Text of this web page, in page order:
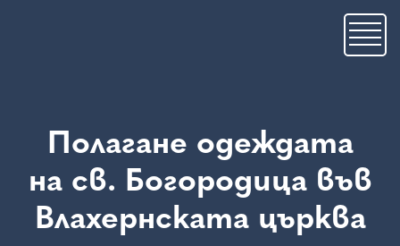
Полагане одеждата
на св. Богородица във
Влахернската църква